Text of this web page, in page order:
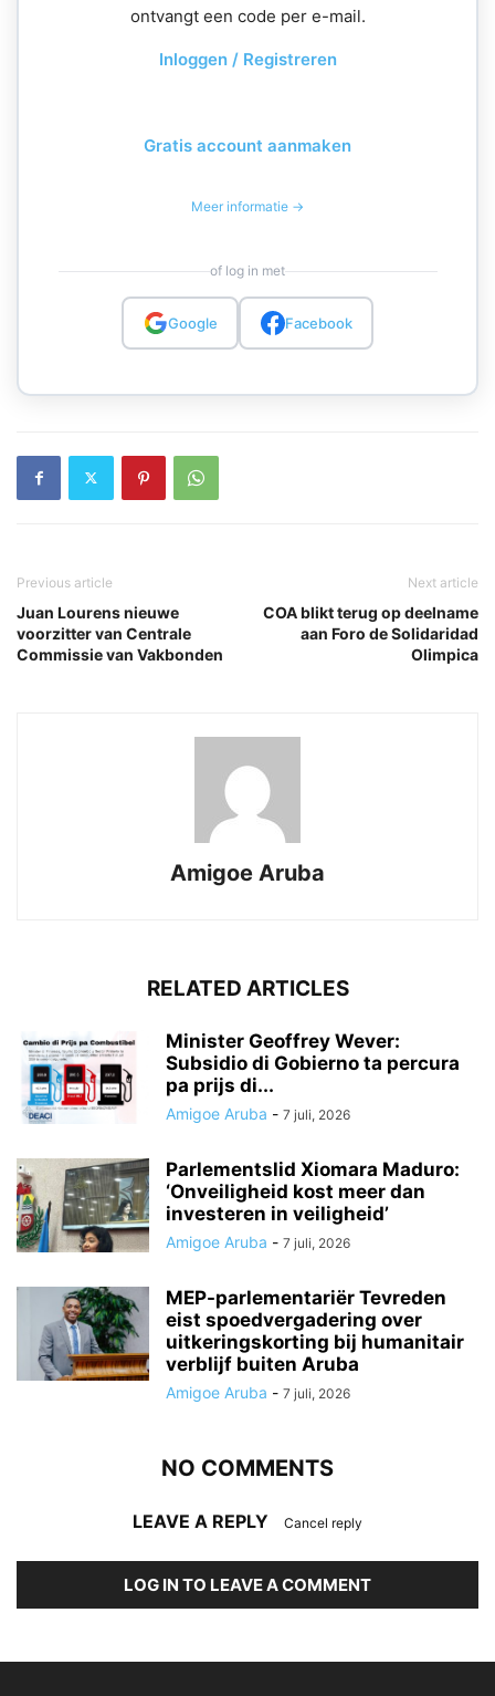
ontvangt een code per e-mail.
Inloggen / Registreren
Gratis account aanmaken
Meer informatie →
of log in met
Google Facebook
Previous article
Juan Lourens nieuwe
voorzitter van Centrale
Commissie van Vakbonden
Next article
COA blikt terug op deelname
aan Foro de Solidaridad
Olimpica
Amigoe Aruba
RELATED ARTICLES
Minister Geoffrey Wever:
Subsidio di Gobierno ta percura
pa prijs di...
Amigoe Aruba - 7 juli, 2026
Parlementslid Xiomara Maduro:
‘Onveiligheid kost meer dan
investeren in veiligheid’
Amigoe Aruba - 7 juli, 2026
MEP-parlementariër Tevreden
eist spoedvergadering over
uitkeringskorting bij humanitair
verblijf buiten Aruba
Amigoe Aruba - 7 juli, 2026
NO COMMENTS
LEAVE A REPLY Cancel reply
LOG IN TO LEAVE A COMMENT